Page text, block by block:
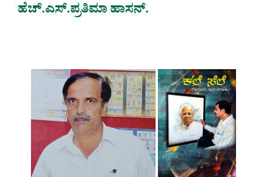
ಹೆಚ್.ಎಸ್.ಪ್ರತಿಮಾ ಹಾಸನ್.